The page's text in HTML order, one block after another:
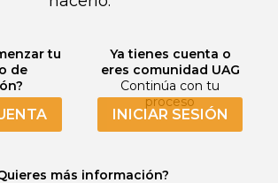
tu
de
Ya tienes cuenta o
eres comunidad UAG
Continúa con tu
proceso
INICIAR SESIÓN
más información?